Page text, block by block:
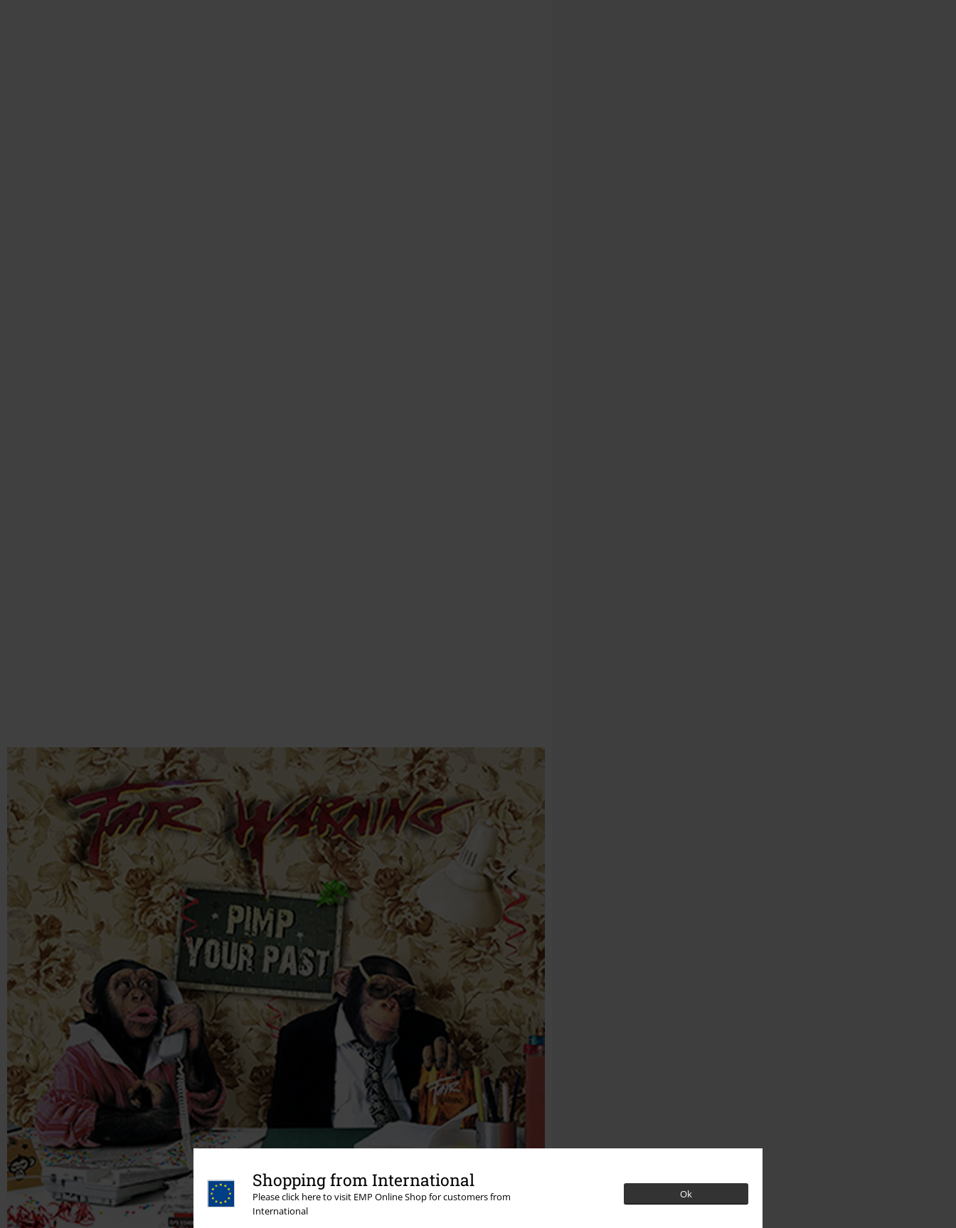
Shopping from International
Please click here to visit EMP Online Shop for customers from
International
Ok